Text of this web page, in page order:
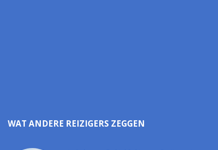
WAT ANDERE REIZIGERS ZEGGEN